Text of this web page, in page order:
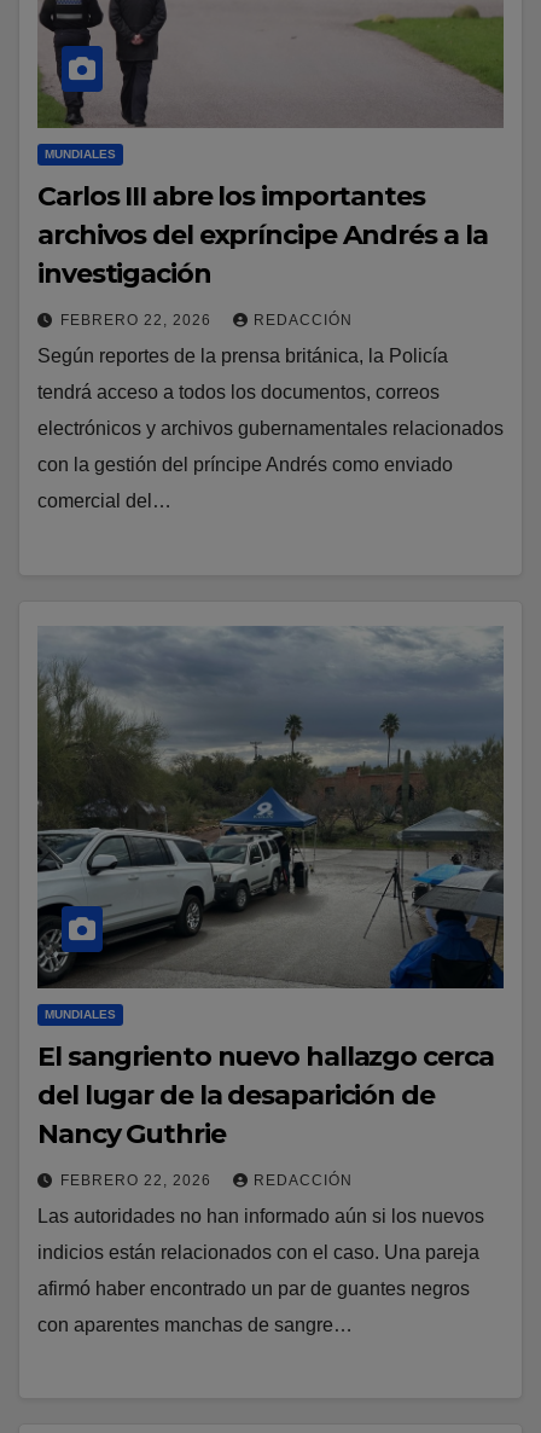
MUNDIALES
Carlos III abre los importantes
archivos del expríncipe Andrés a la
investigación
FEBRERO 22, 2026 REDACCIÓN
Según reportes de la prensa británica, la Policía
tendrá acceso a todos los documentos, correos
electrónicos y archivos gubernamentales relacionados
con la gestión del príncipe Andrés como enviado
comercial del…
MUNDIALES
El sangriento nuevo hallazgo cerca
del lugar de la desaparición de
Nancy Guthrie
FEBRERO 22, 2026 REDACCIÓN
Las autoridades no han informado aún si los nuevos
indicios están relacionados con el caso. Una pareja
afirmó haber encontrado un par de guantes negros
con aparentes manchas de sangre…